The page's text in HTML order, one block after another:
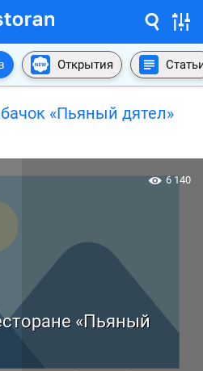
Открытия
«Пьяный дятел»
«Пьяный
6 140